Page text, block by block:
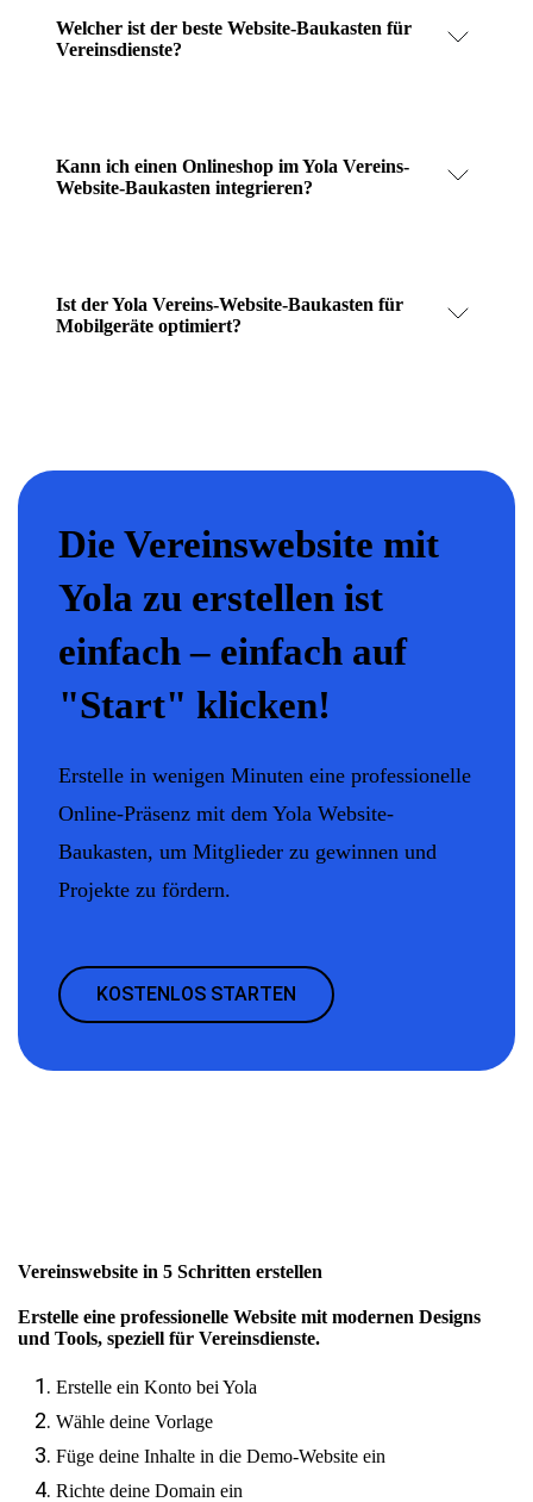
Welcher ist der beste Website-Baukasten für
Vereinsdienste?
Kann ich einen Onlineshop im Yola Vereins-
Website-Baukasten integrieren?
Ist der Yola Vereins-Website-Baukasten für
Mobilgeräte optimiert?
Die Vereinswebsite mit
Yola zu erstellen ist
einfach – einfach auf
"Start" klicken!
Erstelle in wenigen Minuten eine professionelle
Online-Präsenz mit dem Yola Website-
Baukasten, um Mitglieder zu gewinnen und
Projekte zu fördern.
KOSTENLOS STARTEN
Vereinswebsite in 5 Schritten erstellen
Erstelle eine professionelle Website mit modernen Designs
und Tools, speziell für Vereinsdienste.
Erstelle ein Konto bei Yola
Wähle deine Vorlage
Füge deine Inhalte in die Demo-Website ein
Richte deine Domain ein